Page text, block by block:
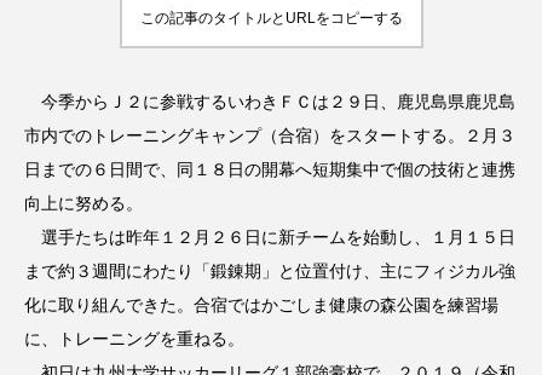
この記事のタイトルとURLをコピーする
今季からＪ２に参戦するいわきＦＣは２９日、鹿児島県鹿児島
市内でのトレーニングキャンプ（合宿）をスタートする。２月３
日までの６日間で、同１８日の開幕へ短期集中で個の技術と連携
向上に努める。
選手たちは昨年１２月２６日に新チームを始動し、１月１５日
まで約３週間にわたり「鍛錬期」と位置付け、主にフィジカル強
化に取り組んできた。合宿ではかごしま健康の森公園を練習場
に、トレーニングを重ねる。